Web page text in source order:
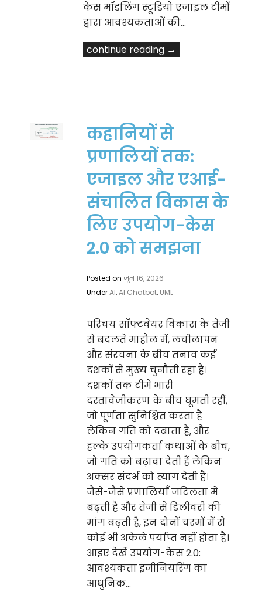
केस मॉडलिंग स्टूडियो एजाइल टीमों
द्वारा आवश्यकताओं की…
continue reading →
कहानियों से
प्रणालियों तक:
एजाइल और एआई-
संचालित विकास के
लिए उपयोग-केस
2.0 को समझना
Posted onजून 16, 2026
UnderAI,AI Chatbot, UML
परिचय सॉफ्टवेयर विकास के तेजी
से बदलते माहौल में, लचीलापन
और संरचना के बीच तनाव कई
दशकों से मुख्य चुनौती रहा है।
दशकों तक टीमें भारी
दस्तावेज़ीकरण के बीच घूमती रहीं,
जो पूर्णता सुनिश्चित करता है
लेकिन गति को दबाता है, और
हल्के उपयोगकर्ता कथाओं के बीच,
जो गति को बढ़ावा देती हैं लेकिन
अक्सर संदर्भ को त्याग देती हैं।
जैसे-जैसे प्रणालियाँ जटिलता में
बढ़ती हैं और तेजी से डिलीवरी की
मांग बढ़ती है, इन दोनों चरमों में से
कोई भी अकेले पर्याप्त नहीं होता है।
आइए देखें उपयोग-केस 2.0:
आवश्यकता इंजीनियरिंग का
आधुनिक…